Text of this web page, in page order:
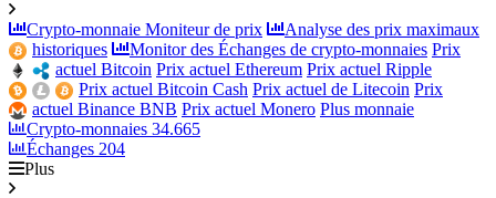
Crypto-monnaie Moniteur de prix
Analyse des prix maximaux
historiques
Monitor des Échanges de crypto-monnaies Prix
actuel Bitcoin Prix actuel Ethereum Prix actuel Ripple
Prix actuel Bitcoin Cash Prix actuel de Litecoin Prix
actuel Binance BNB Prix actuel Monero Plus monnaie
Crypto-monnaies 34.665
Échanges 204
Plus